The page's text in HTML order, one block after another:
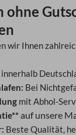
ohne
wir Ihnen
innerhalb
Bei
mit Abhol-
auf unsere
Beste Qualität,